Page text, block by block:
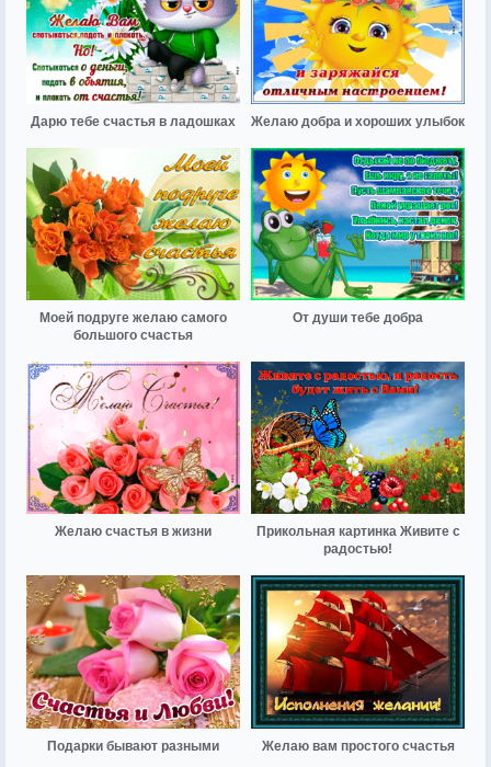
Дарю тебе счастья в ладошках Желаю добра и хороших улыбок
Моей подруге желаю самого
большого счастья
От души тебе добра
Желаю счастья в жизни
Прикольная картинка Живите с
радостью!
Подарки бывают разными Желаю вам простого счастья